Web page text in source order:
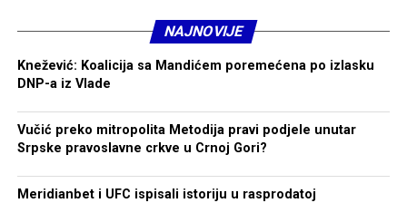
NAJNOVIJE
Knežević: Koalicija sa Mandićem poremećena po izlasku
DNP-a iz Vlade
Vučić preko mitropolita Metodija pravi podjele unutar
Srpske pravoslavne crkve u Crnoj Gori?
Meridianbet i UFC ispisali istoriju u rasprodatoj